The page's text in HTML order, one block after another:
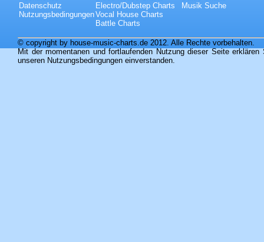
Datenschutz
Nutzungsbedingungen
Electro/Dubstep Charts
Vocal House Charts
Battle Charts
Musik Suche
© copyright by house-music-charts.de 2012. Alle Rechte vorbehalten.
Mit der momentanen und fortlaufenden Nutzung dieser Seite
unseren Nutzungsbedingungen einverstanden.